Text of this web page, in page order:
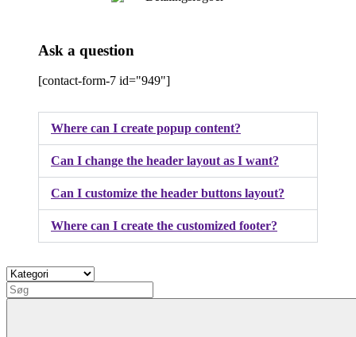
Ask a question
[contact-form-7 id="949"]
Where can I create popup content?
Can I change the header layout as I want?
Can I customize the header buttons layout?
Where can I create the customized footer?